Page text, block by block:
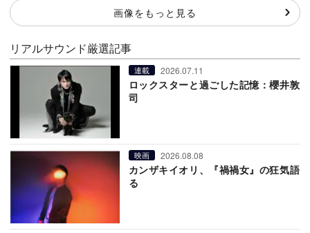
画像をもっと見る
リアルサウンド厳選記事
連載 2026.07.11
ロックスターと過ごした記憶：櫻井敦
司
映画 2026.08.08
カンザキイオリ、『禍禍女』の狂気語
る